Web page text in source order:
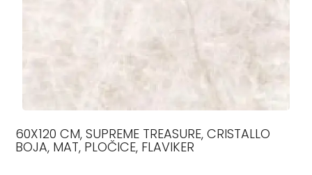
60X120 CM, SUPREME TREASURE, CRISTALLO
BOJA, MAT, PLOČICE, FLAVIKER